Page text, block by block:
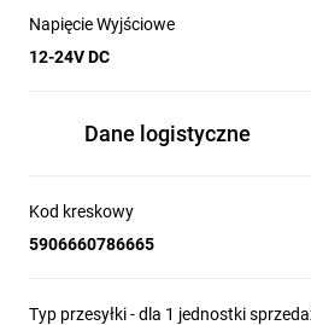
Napięcie Wyjściowe
12-24V DC
Dane logistyczne
Kod kreskowy
5906660786665
Typ przesyłki - dla 1 jednostki